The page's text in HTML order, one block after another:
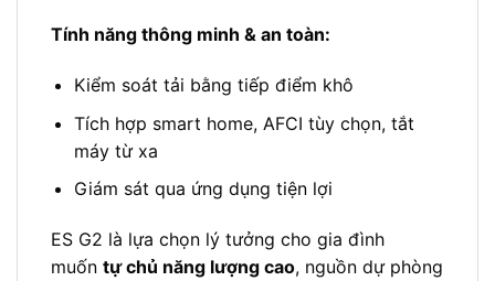
Tính năng thông minh & an toàn:
Kiểm soát tải bằng tiếp điểm khô
Tích hợp smart home, AFCI tùy chọn, tắt
máy từ xa
Giám sát qua ứng dụng tiện lợi
ES G2 là lựa chọn lý tưởng cho gia đình
muốn tự chủ năng lượng cao, nguồn dự phòng